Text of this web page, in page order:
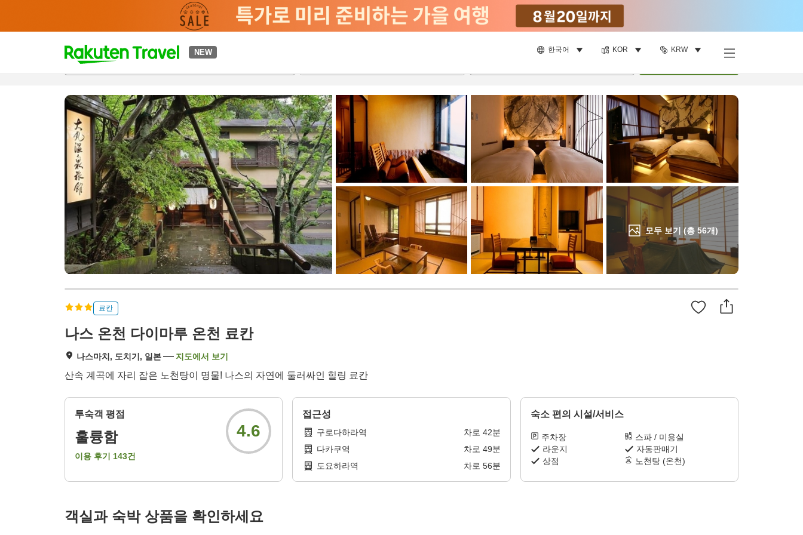
NEW 한국어 KOR KRW
t
p
a
g
e
_
h
모두 보기 (총 56개)
개요객실 & 숙박 상품이용 후기 편의 시설/서비스
료칸
나스 온천 다이마루 온천 료칸
나스마치, 도치기, 일본 지도에서 보기
산속 계곡에 자리 잡은 노천탕이 명물! 나스의 자연에 둘러싸인 힐링 료칸
투숙객 평점
훌륭함
이용 후기 143건
4.6
접근성
구로다하라역 차로 42분
다카쿠역
차로 49분
도요하라역
차로 56분
숙소 편의 시설/서비스
주차장
스파 / 미용실
라운지
자동판매기
상점
노천탕 (온천)
객실과 숙박 상품을 확인하세요